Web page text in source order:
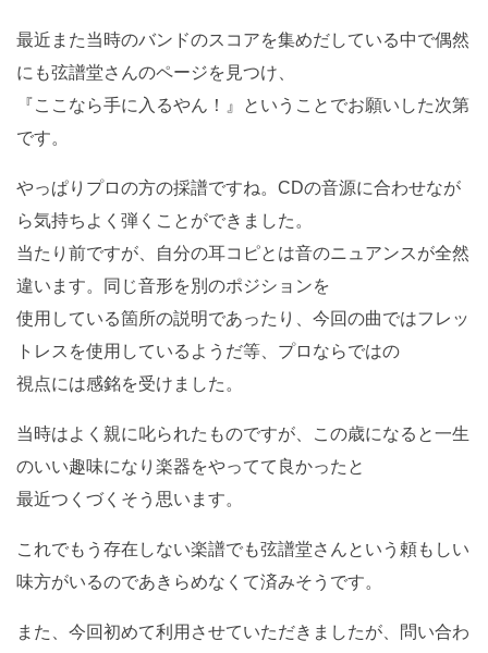
最近また当時のバンドのスコアを集めだしている中で偶然
にも弦譜堂さんのページを見つけ、
『ここなら手に入るやん！』ということでお願いした次第
です。
やっぱりプロの方の採譜ですね。CDの音源に合わせなが
ら気持ちよく弾くことができました。
当たり前ですが、自分の耳コピとは音のニュアンスが全然
違います。同じ音形を別のポジションを
使用している箇所の説明であったり、今回の曲ではフレッ
トレスを使用しているようだ等、プロならではの
視点には感銘を受けました。
当時はよく親に叱られたものですが、この歳になると一生
のいい趣味になり楽器をやってて良かったと
最近つくづくそう思います。
これでもう存在しない楽譜でも弦譜堂さんという頼もしい
味方がいるのであきらめなくて済みそうです。
また、今回初めて利用させていただきましたが、問い合わ